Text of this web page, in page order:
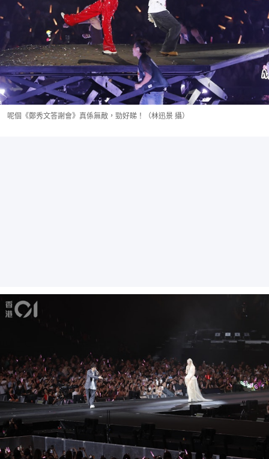
呢個《鄭秀文答謝會》真係無敵，勁好睇！（林迅景 攝）